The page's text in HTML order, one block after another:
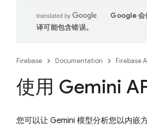
Google 会
译可能包含错误。
Firebase Documentation Firebase
使用 Gemini
您可以让 Gemini 模型分析您以内嵌